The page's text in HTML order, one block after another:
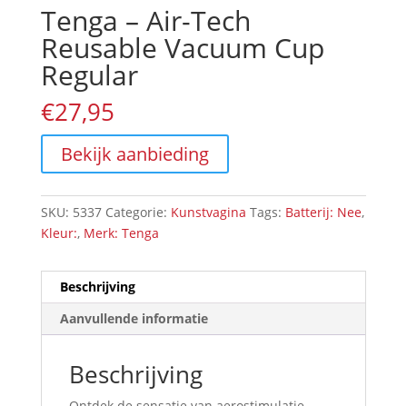
Tenga – Air-Tech
Reusable Vacuum Cup
Regular
€27,95
Bekijk aanbieding
SKU: 5337 Categorie: Kunstvagina Tags: Batterij: Nee,
Kleur:, Merk: Tenga
Beschrijving
Aanvullende informatie
Beschrijving